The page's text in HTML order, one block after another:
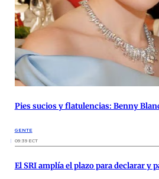
Pies sucios y flatulencias: Benny
GENTE
09:39 ECT
El SRI amplía el plazo para declarar y